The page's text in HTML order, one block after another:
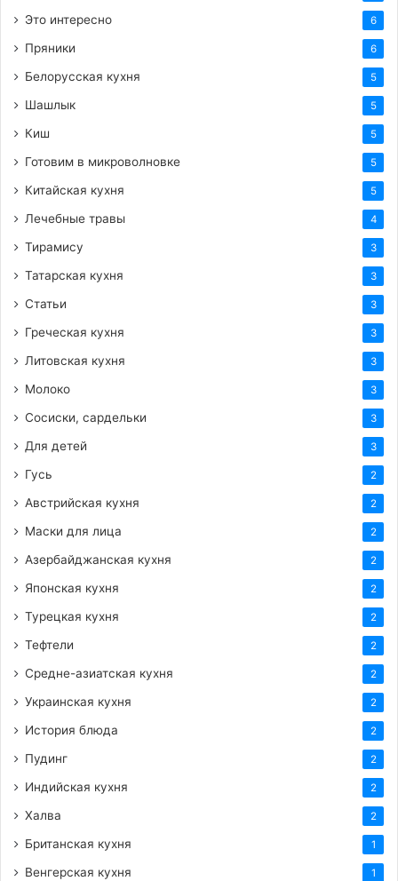
Это интересно 6
Пряники 6
Белорусская кухня 5
Шашлык 5
Киш 5
Готовим в микроволновке 5
Китайская кухня 5
Лечебные травы 4
Тирамису 3
Татарская кухня 3
Статьи 3
Греческая кухня 3
Литовская кухня 3
Молоко 3
Сосиски, сардельки 3
Для детей 3
Гусь 2
Австрийская кухня 2
Маски для лица 2
Азербайджанская кухня 2
Японская кухня 2
Турецкая кухня 2
Тефтели 2
Средне-азиатская кухня 2
Украинская кухня 2
История блюда 2
Пудинг 2
Индийская кухня 2
Халва 2
Британская кухня 1
Венгерская кухня 1